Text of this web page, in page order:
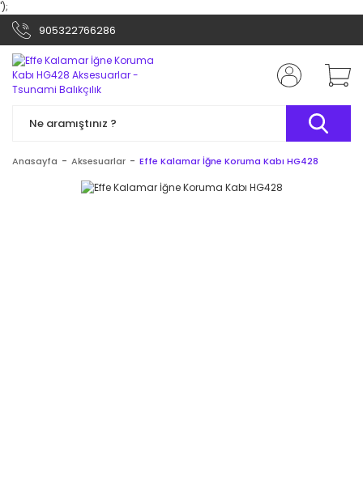
');
905322766286
Anasayfa Aksesuarlar Effe Kalamar İğne Koruma Kabı HG428